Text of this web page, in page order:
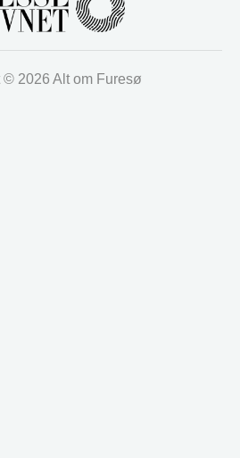
© 2026 Alt om Furesø